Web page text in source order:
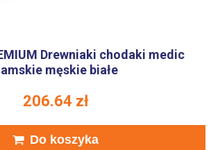
Drewniaki chodaki medic
męskie białe
206.64 zł
Do koszyka